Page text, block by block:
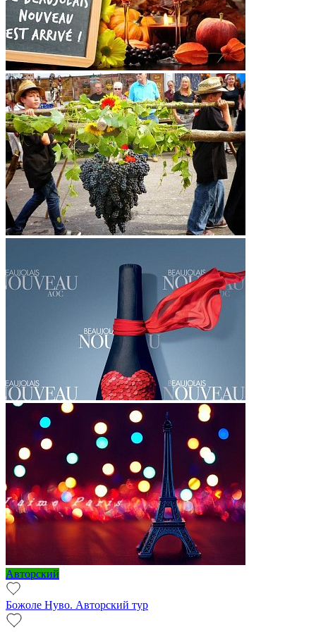
Авторский
Божоле Нуво. Авторский тур